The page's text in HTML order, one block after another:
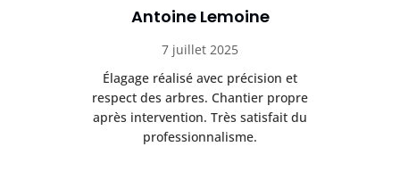
Antoine Lemoine
7 juillet 2025
Élagage réalisé avec précision et
respect des arbres. Chantier propre
après intervention. Très satisfait du
professionnalisme.